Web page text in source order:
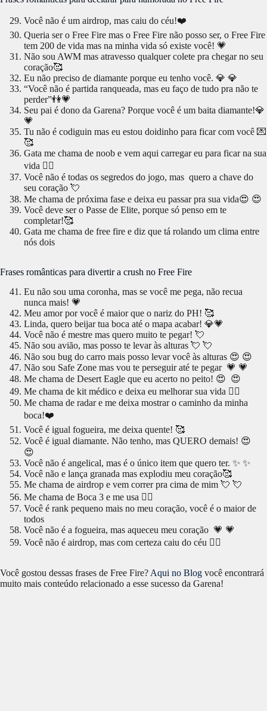
Você não é um airdrop, mas caiu do céu!❤️
Queria ser o Free Fire mas o Free Fire não posso ser, o Free Fire
tem 200 de vida mas na minha vida só existe você! 💗
Não sou AWM mas atravesso qualquer colete pra chegar no seu
coração🥰
Eu não preciso de diamante porque eu tenho você. 💎 💎
“Você não é partida ranqueada, mas eu faço de tudo pra não te
perder”👫💗
Seu pai é dono da Garena? Porque você é um baita diamante!💎
💗️
Tu não é codiguin mas eu estou doidinho para ficar com você 💌
🥰
Gata me chama de noob e vem aqui carregar eu para ficar na sua
vida 🔥‍❤️
Você não é todas os segredos do jogo, mas quero a chave do
seu coração 💘
Me chama de próxima fase e deixa eu passar pra sua vida😍 😍
Você deve ser o Passe de Elite, porque só penso em te
completar!🥰
Gata me chama de free fire e diz que tá rolando um clima entre
nós dois
Frases românticas para divertir a crush no Free Fire
Eu não sou uma coronha, mas se você me pega, não recua
nunca mais! 💗
Meu amor por você é maior que o nariz do PH! 🥰
Linda, quero beijar tua boca até o mapa acabar! 💎💗️
Você não é mestre mas quero muito te pegar! 💘
Não sou avião, mas posso te levar às alturas 💘 💘
Não sou bug do carro mais posso levar você às alturas 😍 😍
Não sou Safe Zone mas vou te perseguir até te pegar 💗 💗
Me chama de Desert Eagle que eu acerto no peito! 😍 😍
Me chama de kit médico e deixa eu melhorar sua vida 🔥‍❤️
Me chama de radar e me deixa mostrar o caminho da minha
boca!❤️
Você é igual fogueira, me deixa quente! 🥰
Você é igual diamante. Não tenho, mas QUERO demais! 😍
😍
Você não é angelical, mas é o único item que quero ter. ✨ ✨
Você não e lança granada mas explodiu meu coração🥰
Me chama de airdrop e vem correr pra cima de mim 💘 💘
Me chama de Boca 3 e me usa 🔥‍❤️
Você é rank pequeno mais no meu coração, você é o maior de
todos
Você não é a fogueira, mas aqueceu meu coração 💗 💗
Você não é airdrop, mas com certeza caiu do céu 🔥‍❤️
Você gostou dessas frases de Free Fire? Aqui no Blog você encontrará
muito mais conteúdo relacionado a esse sucesso da Garena!